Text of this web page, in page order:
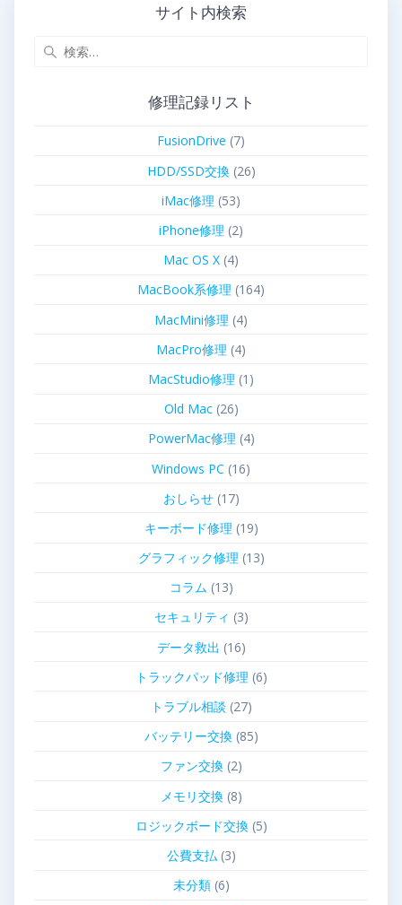
サイト内検索
修理記録リスト
FusionDrive (7)
HDD/SSD交換(26)
iMac修理 (53)
iPhone修理 (2)
Mac OS X (4)
MacBook系修理 (164)
MacMini修理 (4)
MacPro修理 (4)
MacStudio修理 (1)
Old Mac(26)
PowerMac修理 (4)
Windows PC (16)
おしらせ(17)
キーボード修理 (19)
グラフィック修理 (13)
コラム (13)
セキュリティ (3)
データ救出 (16)
トラックパッド修理 (6)
トラブル相談 (27)
バッテリー交換(85)
ファン交換(2)
メモリ交換(8)
ロジックボード交換(5)
公費支払(3)
未分類(6)